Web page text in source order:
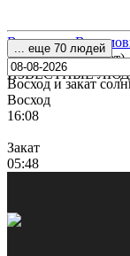
Владислав
1951 - 2009 (57 лет)
ИЗВЕСТНЫЕ
... еще 70 людей
Восход и закат
Восход
16:08
Закат
05:48